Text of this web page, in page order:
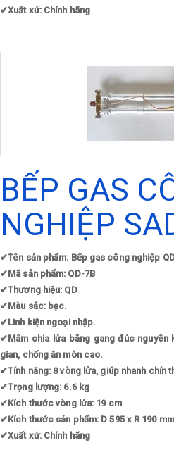
✔Xuất xứ: Chính hãng
BẾP GAS
NGHIỆP
✔Tên sản phẩm: Bếp gas công nghiệp
✔Mã sản phẩm: QD-7B
✔Thương hiệu: QD
✔Màu sắc: bạc.
✔Linh kiện ngoại nhập.
✔Mâm chia lửa bằng gang đúc nguyên
gian, chống ăn mòn cao.
✔Tính năng: 8 vòng lửa, giúp nhanh chín
✔Trọng lượng: 6.6 kg
✔Kích thước vòng lửa: 19 cm
✔Kích thước sản phẩm: D 595 x R 190 mm
✔Xuất xứ: Chính hãng